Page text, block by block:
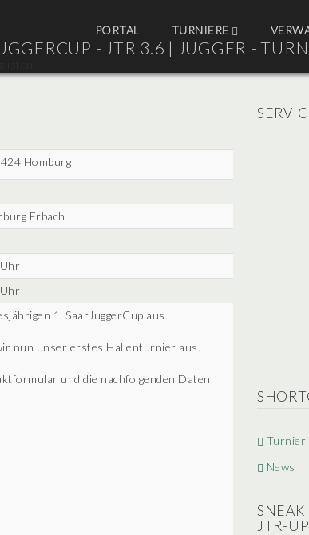
PORTAL
TURNIERE
- JTR 3.6 | JUGGER -
News
SNEAK
JTR-
Homburg
Erbach
1. SaarJuggerCup aus.
nun unser erstes Hallenturnier aus.
und die nachfolgenden Daten